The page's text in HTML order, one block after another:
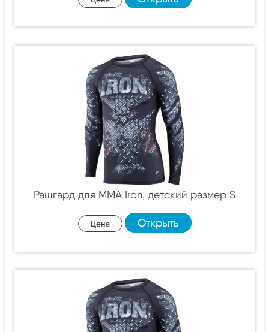
Рашгард для MMA Iron, детский размер S
Цена Открыть